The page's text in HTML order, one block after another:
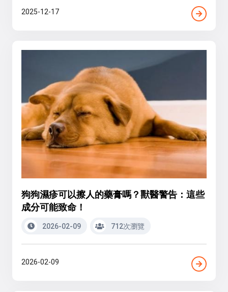
2025-12-17
狗狗濕疹可以擦人的藥膏嗎？獸醫警告：這些
成分可能致命！
2026-02-09 712次瀏覽
2026-02-09